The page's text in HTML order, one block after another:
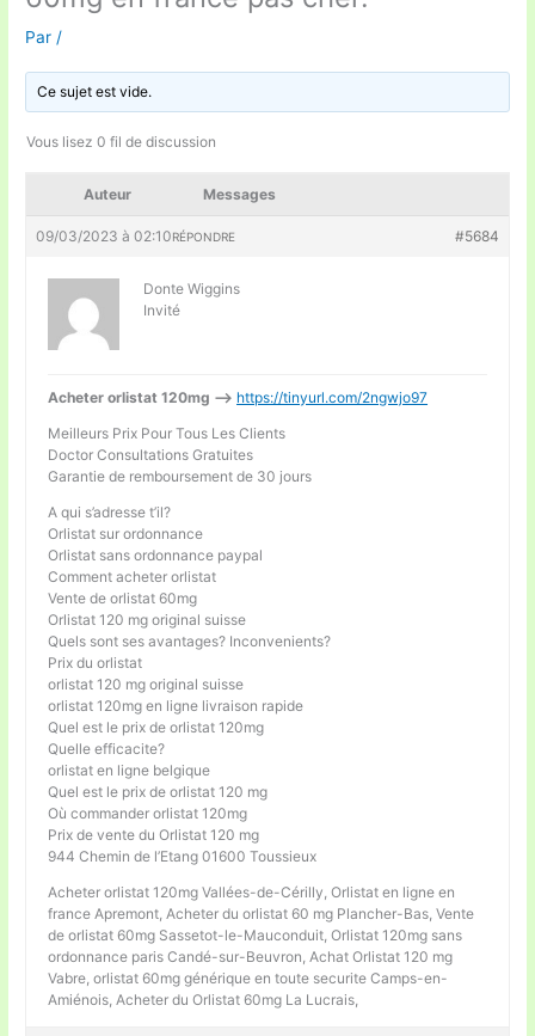
Par /
Ce sujet est vide.
Vous lisez 0 fil de discussion
Auteur Messages
09/03/2023 à 02:10 #5684
RÉPONDRE
Donte Wiggins
Invité
Acheter orlistat 120mg –> https://tinyurl.com/2ngwjo97
Meilleurs Prix Pour Tous Les Clients
Doctor Consultations Gratuites
Garantie de remboursement de 30 jours
A qui s’adresse t’il?
Orlistat sur ordonnance
Orlistat sans ordonnance paypal
Comment acheter orlistat
Vente de orlistat 60mg
Orlistat 120 mg original suisse
Quels sont ses avantages? Inconvenients?
Prix du orlistat
orlistat 120 mg original suisse
orlistat 120mg en ligne livraison rapide
Quel est le prix de orlistat 120mg
Quelle efficacite?
orlistat en ligne belgique
Quel est le prix de orlistat 120 mg
Où commander orlistat 120mg
Prix de vente du Orlistat 120 mg
944 Chemin de l’Etang 01600 Toussieux
Acheter orlistat 120mg Vallées-de-Cérilly, Orlistat en ligne en
france Apremont, Acheter du orlistat 60 mg Plancher-Bas, Vente
de orlistat 60mg Sassetot-le-Mauconduit, Orlistat 120mg sans
ordonnance paris Candé-sur-Beuvron, Achat Orlistat 120 mg
Vabre, orlistat 60mg générique en toute securite Camps-en-
Amiénois, Acheter du Orlistat 60mg La Lucrais,